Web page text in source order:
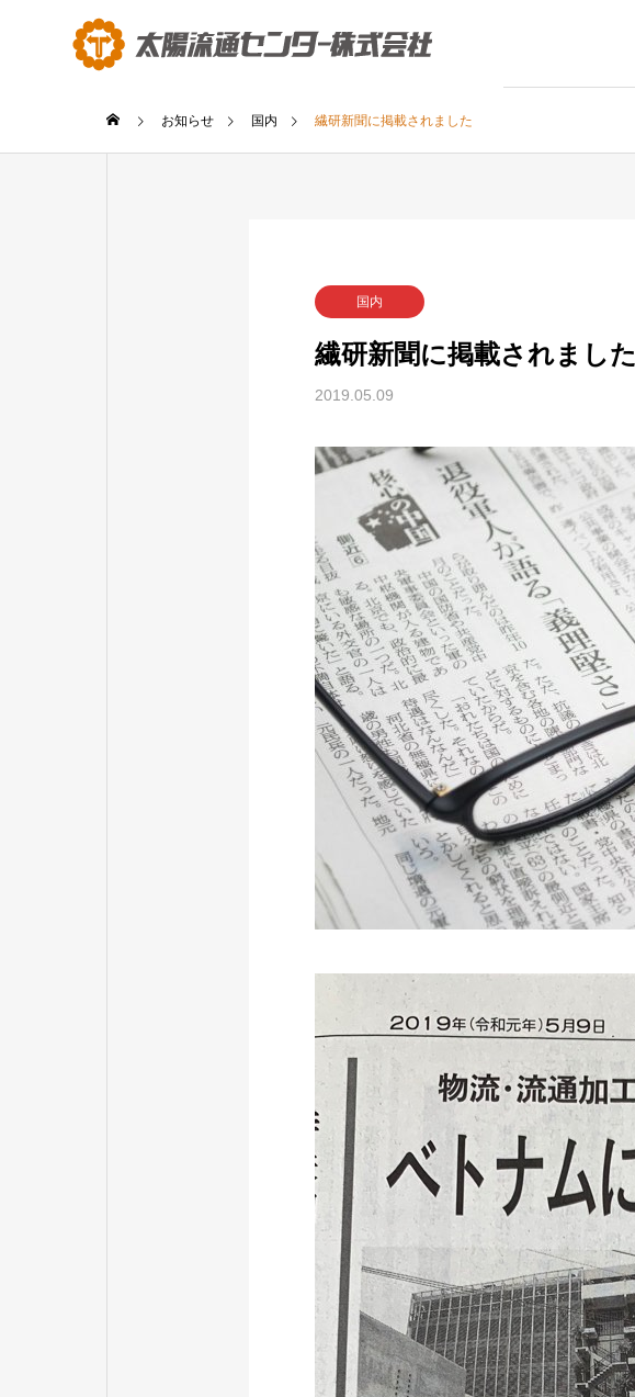
お知らせ 国内 繊研新聞に掲載されました
国内
繊研新聞に掲載されました
2019.05.09